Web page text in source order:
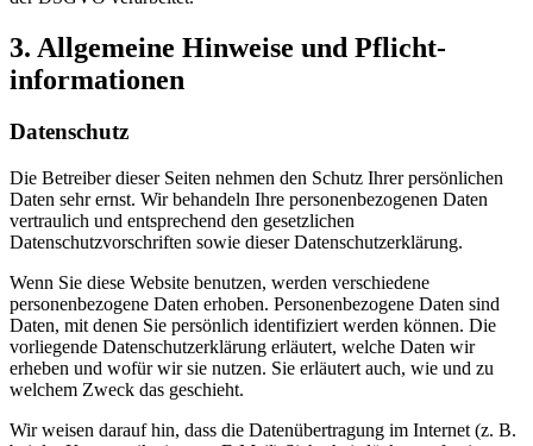
3. Allgemeine Hinweise und Pflicht­
informationen
Datenschutz
Die Betreiber dieser Seiten nehmen den Schutz Ihrer persönlichen
Daten sehr ernst. Wir behandeln Ihre personenbezogenen Daten
vertraulich und entsprechend den gesetzlichen
Datenschutzvorschriften sowie dieser Datenschutzerklärung.
Wenn Sie diese Website benutzen, werden verschiedene
personenbezogene Daten erhoben. Personenbezogene Daten sind
Daten, mit denen Sie persönlich identifiziert werden können. Die
vorliegende Datenschutzerklärung erläutert, welche Daten wir
erheben und wofür wir sie nutzen. Sie erläutert auch, wie und zu
welchem Zweck das geschieht.
Wir weisen darauf hin, dass die Datenübertragung im Internet (z. B.